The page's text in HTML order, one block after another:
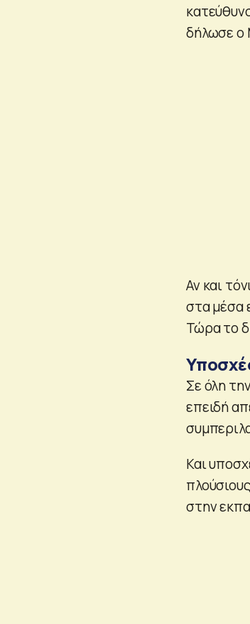
δήλωσε ο
Αν και
στα μέσα
Τώρα το
Σε όλη
επειδή
Και
στην